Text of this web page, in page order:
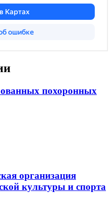
похоронных
организация
культуры и спорта